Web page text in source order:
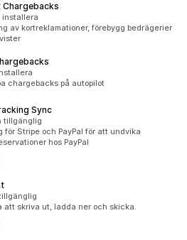
installera
av kortreklamationer, förebygg bedrägerier
chargebacks på autopilot
Sync
tillgänglig
för Stripe och PayPal för att undvika
hos PayPal
att skriva ut, ladda ner och skicka.